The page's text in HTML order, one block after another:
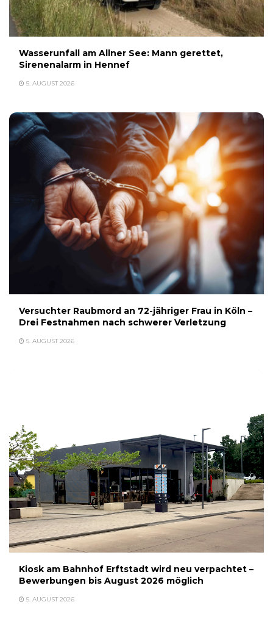
Wasserunfall am Allner See: Mann gerettet,
Sirenenalarm in Hennef
5. AUGUST 2026
Versuchter Raubmord an 72-jähriger Frau in Köln –
Drei Festnahmen nach schwerer Verletzung
5. AUGUST 2026
Kiosk am Bahnhof Erftstadt wird neu verpachtet –
Bewerbungen bis August 2026 möglich
5. AUGUST 2026